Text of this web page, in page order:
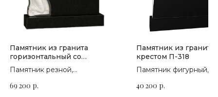
Памятник из гранита
горизонтальный со
скорбящим ангелом П-104
Памятник резной,
на выбор
69 200 р.
Памятник из гранита
крестом П-318
Памятник фигурный,
на выбор
40 200 р.